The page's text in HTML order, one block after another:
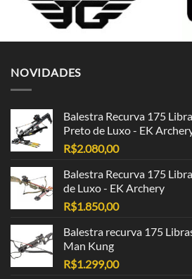
NOVIDADES
Balestra Recurva 175
Preto de Luxo - EK
R$2.080,00
Balestra Recurva 175
de Luxo - EK Archery
R$1.850,00
Balestra recurva 175
Man Kung
R$1.299,00